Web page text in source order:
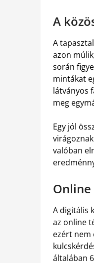
A
A
azon
során
mintákat
látványos
meg
Egy jól
valóban
Online
A digitális
az online
ezért nem
általában